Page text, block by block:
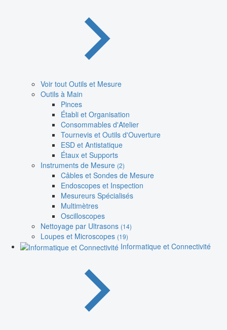
Voir tout Outils et Mesure
Outils à Main
Pinces
Établi et Organisation
Consommables d'Atelier
Tournevis et Outils d'Ouverture
ESD et Antistatique
Étaux et Supports
Instruments de Mesure (2)
Câbles et Sondes de Mesure
Endoscopes et Inspection
Mesureurs Spécialisés
Multimètres
Oscilloscopes
Nettoyage par Ultrasons (14)
Loupes et Microscopes (19)
Informatique et Connectivité